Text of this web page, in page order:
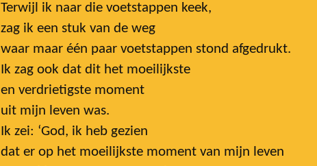
Terwijl ik naar die voetstappen keek,
zag ik een stuk van de weg
waar maar één paar voetstappen stond afgedrukt.
Ik zag ook dat dit het moeilijkste
en verdrietigste moment
uit mijn leven was.
Ik zei: ‘God, ik heb gezien
dat er op het moeilijkste moment van mijn leven